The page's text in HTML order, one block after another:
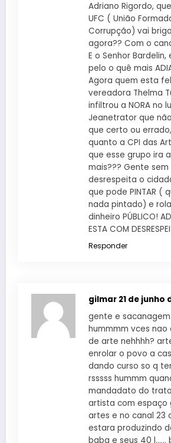
Adriano Rigordo,
UFC ( União
Corrupção) vai
agora?? Com o
E o Senhor
pelo o quê mais
Agora quem esta
vereadora Thelma
infiltrou a NORA no
Jeanetrator que
que certo ou
quanto a CPI das
que esse grupo ira
mais??? Gente
desrespeita o
que pode PINTAR (
nada pintado) e
dinheiro PÚBLICO!
ESTA COM
Responder
gilmar 21 de junho
gente e
hummmm vces
de arte nehhhh?
enrolar o povo a
dando curso so q
rsssss hummm
mandadato do
artista com espaço
artes e no canal 23
estara produzindo
baba e seus 40 l……